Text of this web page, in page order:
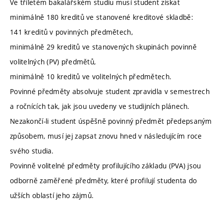
Ve tříletém bakalářském studiu musí student získat
minimálně 180 kreditů ve stanovené kreditové skladbě:
141 kreditů v povinných předmětech,
minimálně 29 kreditů ve stanovených skupinách povinně
volitelných (PV) předmětů,
minimálně 10 kreditů ve volitelných předmětech.
Povinné předměty absolvuje student zpravidla v semestrech
a ročnících tak, jak jsou uvedeny ve studijních plánech.
Nezakončí-li student úspěšně povinný předmět předepsaným
způsobem, musí jej zapsat znovu hned v následujícím roce
svého studia.
Povinně volitelné předměty profilujícího základu (PVA) jsou
odborně zaměřené předměty, které profilují studenta do
užších oblastí jeho zájmů.